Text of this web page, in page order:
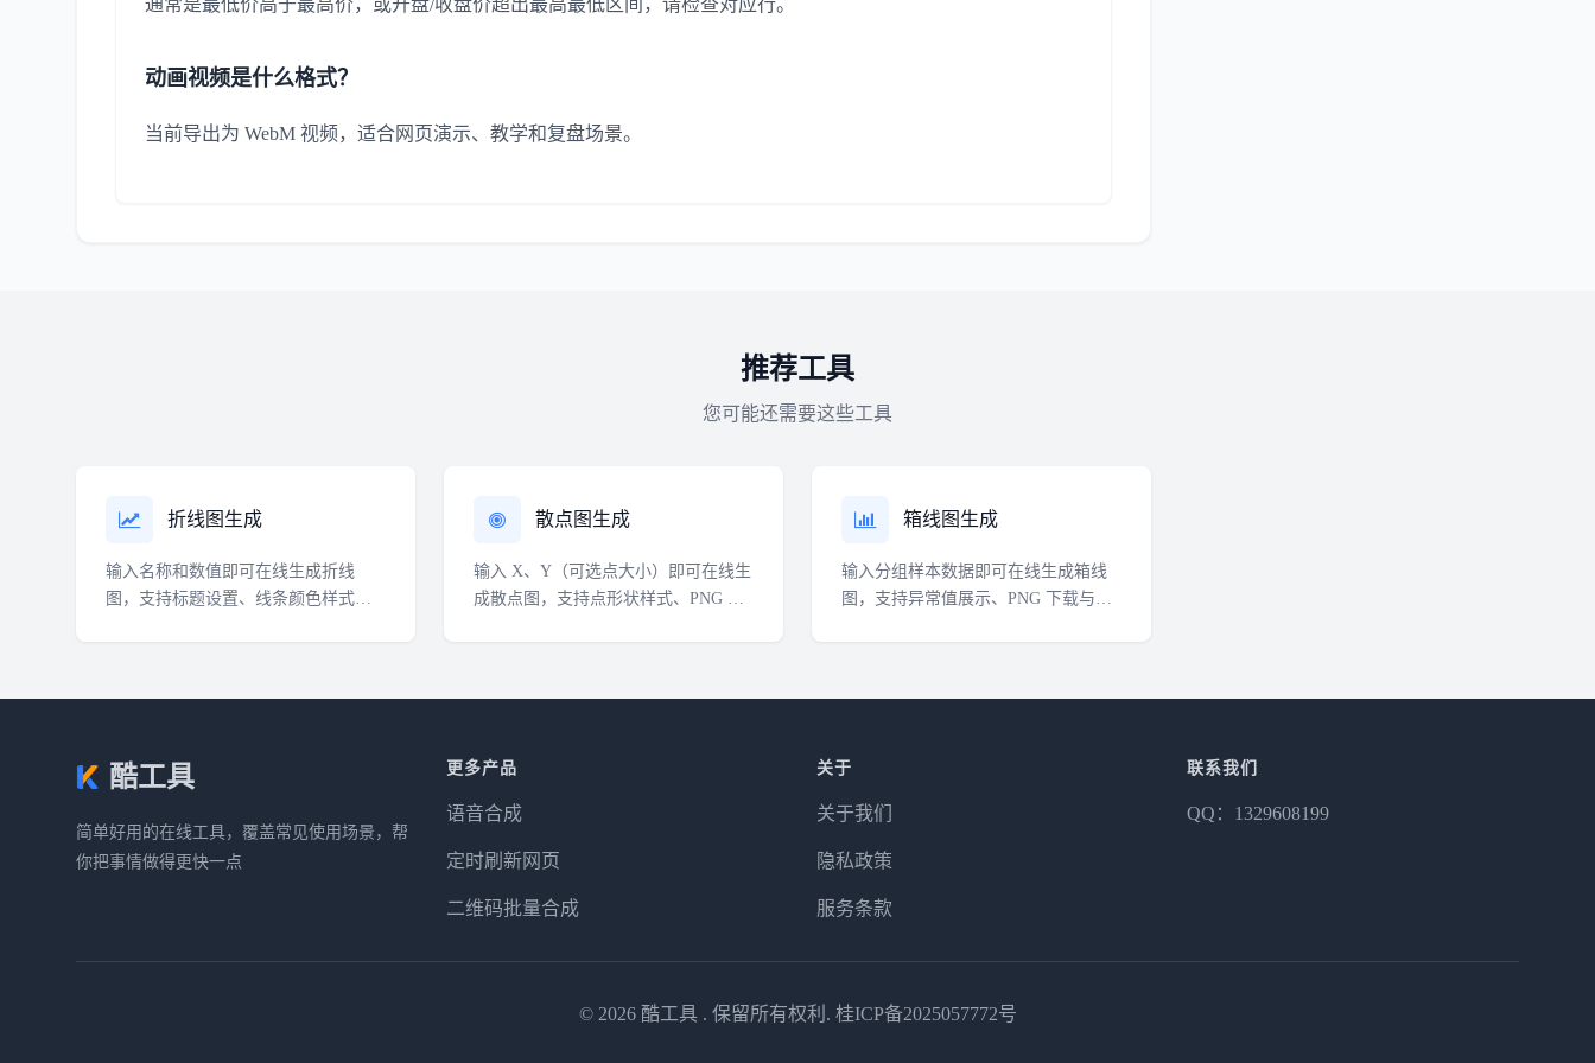
通常是最低价高于最高价，或开盘/收盘价超出最高最低区间，请检查对应行。
动画视频是什么格式？
当前导出为 WebM 视频，适合网页演示、教学和复盘场景。
推荐工具
您可能还需要这些工具
折线图生成
输入名称和数值即可在线生成折线
图，支持标题设置、线条颜色样式、
散点图生成
输入 X、Y（可选点大小）即可在线生
成散点图，支持点形状样式、PNG 下
箱线图生成
输入分组样本数据即可在线生成箱线
图，支持异常值展示、PNG 下载与动
酷工具
简单好用的在线工具，覆盖常见使用场景，帮
你把事情做得更快一点
更多产品
语音合成
定时刷新网页
二维码批量合成
关于
关于我们
隐私政策
服务条款
联系我们
QQ：1329608199
© 2026 酷工具. 保留所有权利. 桂ICP备2025057772号